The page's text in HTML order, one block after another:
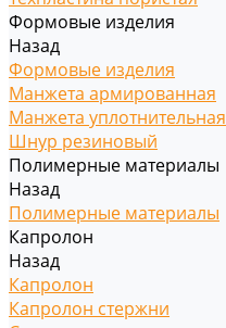
Формовые изделия
Назад
Формовые изделия
Манжета армированная
Манжета уплотнительная
Шнур резиновый
Полимерные материалы
Назад
Полимерные материалы
Капролон
Назад
Капролон
Капролон стержни